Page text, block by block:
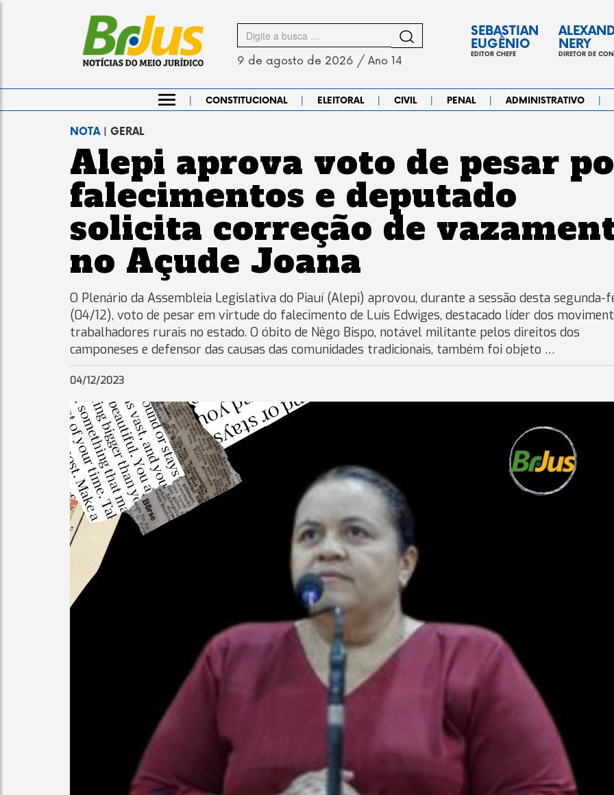
Search
for
9 de agosto de 2026 / Ano 14
SEBASTIAN
EUGÊNIO
EDITOR CHEFE
NERY
DIRETOR DE
| CONSTITUCIONAL | ELEITORAL | CIVIL | PENAL | ADMINISTRATIVO |
NOTA| GERAL
Alepi aprova voto de pesar
falecimentos e deputado
solicita correção de
no Açude Joana
O Plenário da Assembleia Legislativa do Piauí (Alepi) aprovou, durante a sessão desta segunda-
(04/12), voto de pesar em virtude do falecimento de Luís Edwiges, destacado líder dos
trabalhadores rurais no estado. O óbito de Nêgo Bispo, notável militante pelos direitos dos
camponeses e defensor das causas das comunidades tradicionais, também foi objeto …
04/12/2023